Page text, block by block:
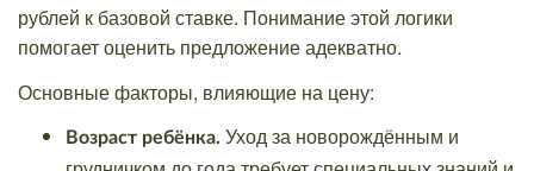
рублей к базовой ставке. Понимание этой логики
помогает оценить предложение адекватно.
Основные факторы, влияющие на цену:
Возраст ребёнка. Уход за новорождённым и